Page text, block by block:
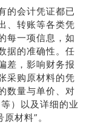
的会计凭证都已
、转账等各类凭
每一项信息，如
据的准确性。任
差，影响财务报
采购原材料的凭
数量与单价、对
）以及详细的业
材料”。